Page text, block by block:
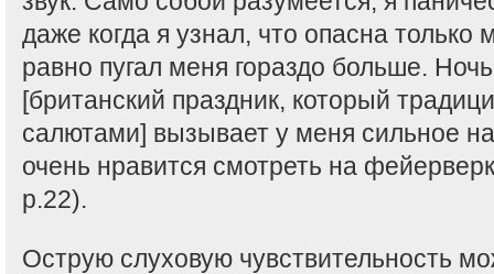
даже когда я узнал, что опасна только
равно пугал меня гораздо больше.
[британский праздник, который
салютами] вызывает у меня сильное
очень нравится смотреть на
p.22).
Острую слуховую чувствительность